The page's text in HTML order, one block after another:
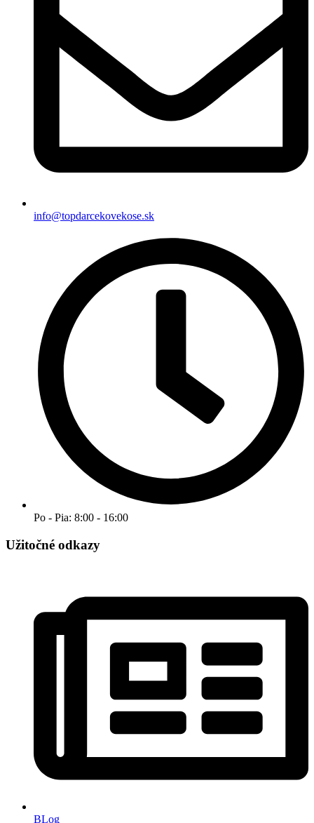
info@topdarcekovekose.sk
Po - Pia: 8:00 - 16:00
Užitočné odkazy
BLog